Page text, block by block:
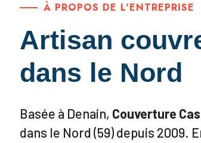
À PROPOS DE L'ENTREPRISE
Artisan
dans le Nord
Basée à Denain, Couverture
dans le Nord (59) depuis